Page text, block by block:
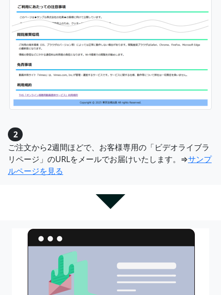
2
ご注文から2週間ほどで、お客様専用の「ビデオライブラ
リページ」のURLをメールでお届けいたします。⇒サンプ
ルページを見る